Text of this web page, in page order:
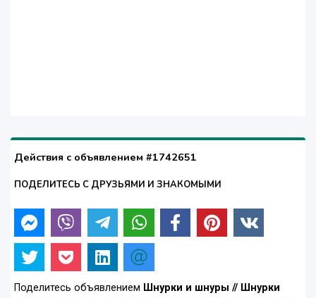
Действия с объявлением #1742651
ПОДЕЛИТЕСЬ С ДРУЗЬЯМИ И ЗНАКОМЫМИ
Поделитесь объявлением Шнурки и шнуры // Шнурки